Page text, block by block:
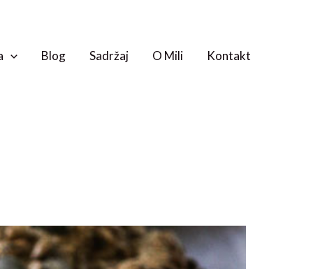
Blog Sadržaj O Mili Kontakt